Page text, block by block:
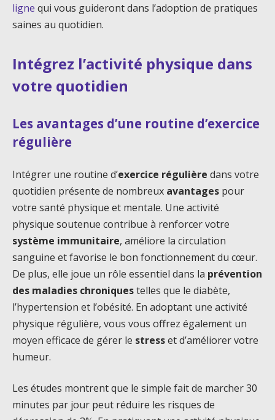
ligne qui vous guideront dans l’adoption de pratiques
saines au quotidien.
Intégrez l’activité physique dans
votre quotidien
Les avantages d’une routine d’exercice
régulière
Intégrer une routine d’exercice régulière dans votre
quotidien présente de nombreux avantages pour
votre santé physique et mentale. Une activité
physique soutenue contribue à renforcer votre
système immunitaire, améliore la circulation
sanguine et favorise le bon fonctionnement du cœur.
De plus, elle joue un rôle essentiel dans la prévention
des maladies chroniquestelles que le diabète,
l’hypertension et l’obésité. En adoptant une activité
physique régulière, vous vous offrez également un
moyen efficace de gérer le stresset d’améliorer votre
humeur.
Les études montrent que le simple fait de marcher 30
minutes par jour peut réduire les risques de